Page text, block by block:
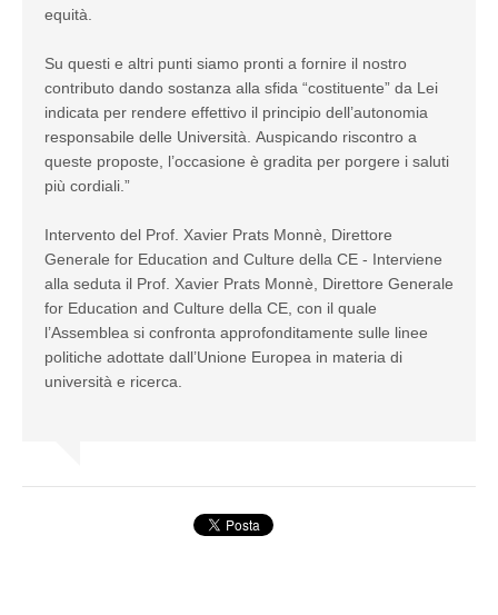
equità.
Su questi e altri punti siamo pronti a fornire il nostro
contributo dando sostanza alla sfida “costituente” da Lei
indicata per rendere effettivo il principio dell’autonomia
responsabile delle Università. Auspicando riscontro a
queste proposte, l’occasione è gradita per porgere i saluti
più cordiali.”
Intervento del Prof. Xavier Prats Monnè, Direttore
Generale for Education and Culture della CE - Interviene
alla seduta il Prof. Xavier Prats Monnè, Direttore Generale
for Education and Culture della CE, con il quale
l’Assemblea si confronta approfonditamente sulle linee
politiche adottate dall’Unione Europea in materia di
università e ricerca.